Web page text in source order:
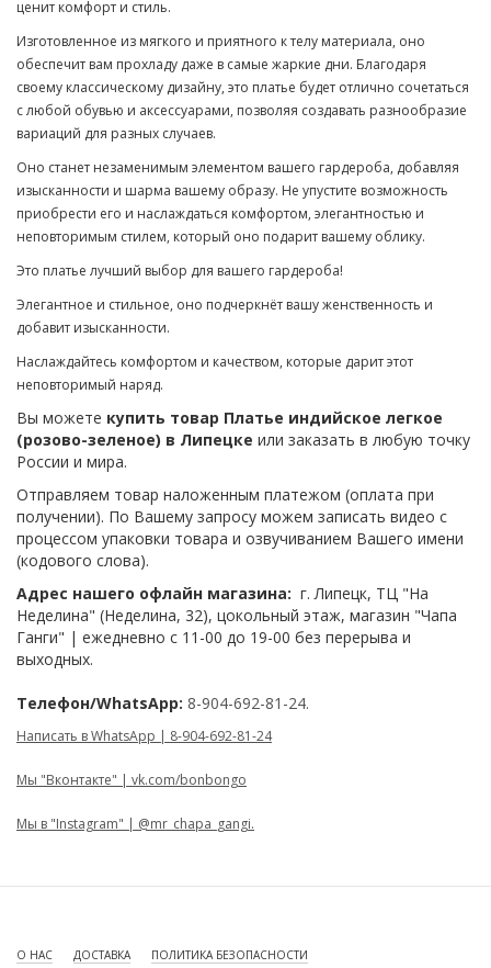
ценит комфорт и стиль.
Изготовленное из мягкого и приятного к телу материала, оно
обеспечит вам прохладу даже в самые жаркие дни. Благодаря
своему классическому дизайну, это платье будет отлично сочетаться
с любой обувью и аксессуарами, позволяя создавать разнообразие
вариаций для разных случаев.
Оно станет незаменимым элементом вашего гардероба, добавляя
изысканности и шарма вашему образу. Не упустите возможность
приобрести его и наслаждаться комфортом, элегантностью и
неповторимым стилем, который оно подарит вашему облику.
Это платье лучший выбор для вашего гардероба!
Элегантное и стильное, оно подчеркнёт вашу женственность и
добавит изысканности.
Наслаждайтесь комфортом и качеством, которые дарит этот
неповторимый наряд.
Вы можете купить товар Платье индийское легкое
(розово-зеленое) в Липецке или заказать в любую точку
России и мира.
Отправляем товар наложенным платежом (оплата при
получении). По Вашему запросу можем записать видео с
процессом упаковки товара и озвучиванием Вашего имени
(кодового слова).
Адрес нашего офлайн магазина: г. Липецк, ТЦ "На
Неделина" (Неделина, 32), цокольный этаж, магазин "Чапа
Ганги" | ежедневно с 11-00 до 19-00 без перерыва и
выходных.
Телефон/WhatsApp: 8-904-692-81-24.
Написать в WhatsApp | 8-904-692-81-24
Мы "Вконтакте" | vk.com/bonbongo
Мы в "Instagram" | @mr_chapa_gangi.
О НАС ДОСТАВКА ПОЛИТИКА БЕЗОПАСНОСТИ